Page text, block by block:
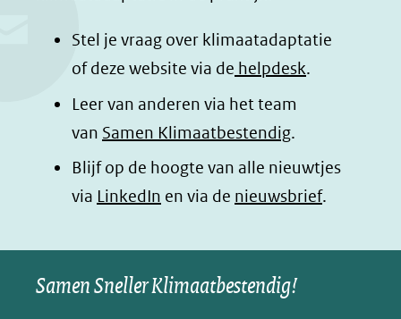
b
o
o
(opent
in
nieuw
venster)
naar
een
d
I
(opent
in
nieuw
venster)
naar
een
a
p
(opent
in
nieuw
venster)
naar
een
l
e
o
p
B
l
e
s
Stel je vraag over klimaatadaptatie
of deze website via de helpdesk.
Leer van anderen via het team
van Samen Klimaatbestendig.
Blijf op de hoogte van alle nieuwtjes
via LinkedIn (opent
nieuw
venster)
en via de nieuwsbrief.
Samen Sneller Klimaatbestendig!